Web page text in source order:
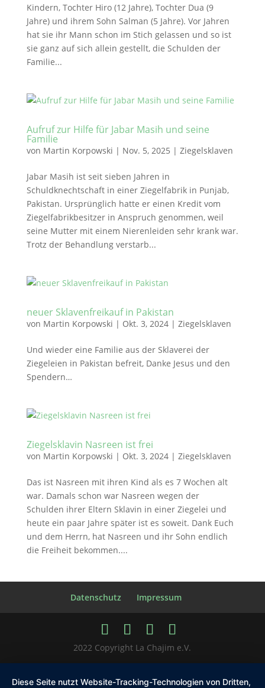
Kindern, Tochter Hiro (12 Jahre), Tochter Dua (9
Jahre) und ihrem Sohn Salman (5 Jahre). Vor Jahren
hat sie ihr Mann schon im Stich gelassen und so ist
sie ganz auf sich allein gestellt, die Schulden der
Familie...
Aufruf zur Hilfe für Jabar Masih und seine
Familie
von Martin Korpowski | Nov. 5, 2025 | Ziegelsklaven
Jabar Masih ist seit sieben Jahren in
Schuldknechtschaft in einer Ziegelfabrik in Punjab,
Pakistan. Ursprünglich hatte er einen Kredit vom
Ziegelfabrikbesitzer in Anspruch genommen, weil
seine Mutter mit einem Nierenleiden sehr krank war.
Trotz der Behandlung verstarb...
neuer Sklavenfreikauf in Pakistan
von Martin Korpowski | Okt. 3, 2024| Ziegelsklaven
Und wieder eine Familie aus der Sklaverei der
Ziegeleien in Pakistan befreit, Danke Jesus und den
Spendern…
Ziegelsklavin Nasreen ist frei
von Martin Korpowski | Okt. 3, 2024| Ziegelsklaven
Das ist Nasreen mit ihren Kind als es 7 Wochen alt
war. Damals schon war Nasreen wegen der
Schulden ihrer Eltern Sklavin in einer Ziegelei und
heute ein paar Jahre später ist es soweit. Dank Euch
und dem Herrn, hat Nasreen und ihr Sohn endlich
die Freiheit bekommen....
Datenschutz Impressum
2022 Copyright La Chajim e.V.
Diese Seite nutzt Website-Tracking-Technologien von Dritten,